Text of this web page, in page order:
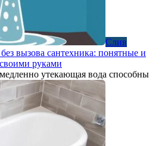
Слив
вызова сантехника: понятные и
руками
утекающая вода способны